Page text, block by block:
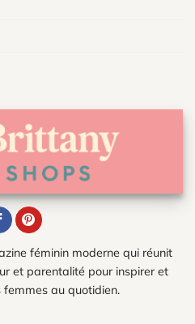
féminin moderne qui réunit
et parentalité pour inspirer et
au quotidien.